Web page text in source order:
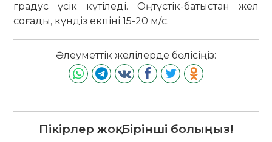
градус үсік күтіледі. Оңтүстік-батыстан жел
соғады, күндіз екпіні 15-20 м/с.
Әлеуметтік желілерде бөлісіңіз:
Пікірлер жоқ. Бірінші болыңыз!